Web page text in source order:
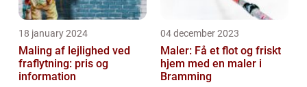
18 january 2024
Maling af lejlighed ved
fraflytning: pris og
information
04 december 2023
Maler: Få et flot og friskt
hjem med en maler i
Bramming